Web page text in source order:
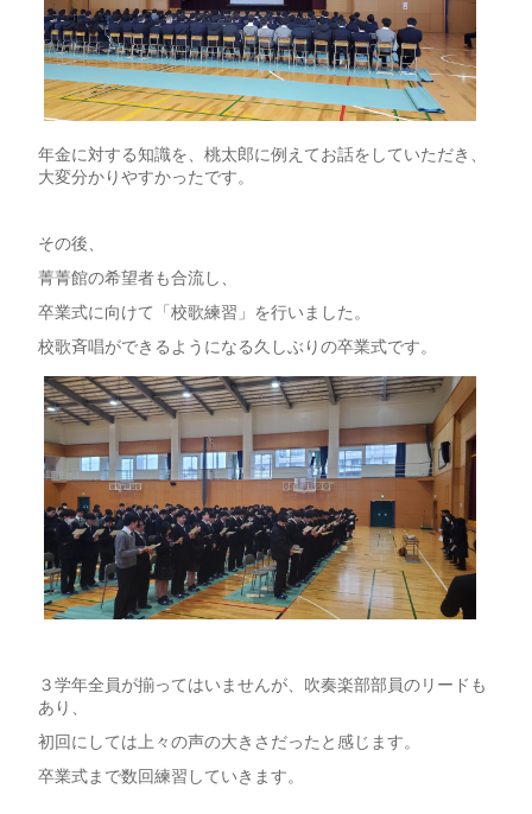
年金に対する知識を、桃太郎に例えてお話をしていただき、
大変分かりやすかったです。
その後、
菁菁館の希望者も合流し、
卒業式に向けて「校歌練習」を行いました。
校歌斉唱ができるようになる久しぶりの卒業式です。
３学年全員が揃ってはいませんが、吹奏楽部部員のリードも
あり、
初回にしては上々の声の大きさだったと感じます。
卒業式まで数回練習していきます。